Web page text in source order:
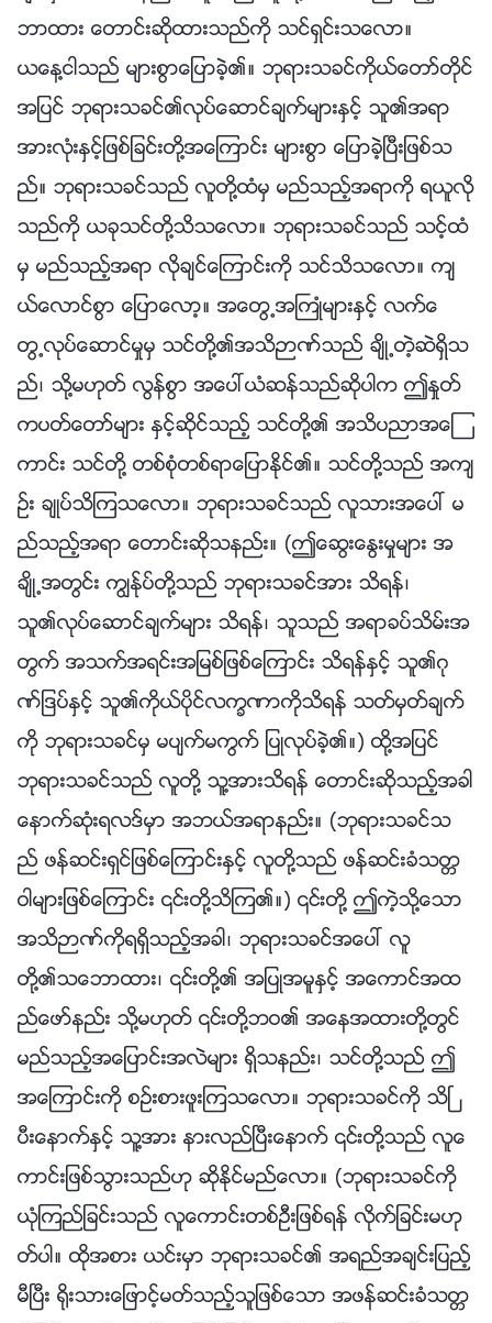
ဘာထား ေတာင္းဆိုထားသည္ကို သင္ရွင္းသေလာ။
ယေန႔ငါသည္ မ်ားစြာေျပာခဲ့၏။ ဘုရားသခင္ကိုယ္ေတာ္တိုင္
အျပင္ ဘုရားသခင္၏လုပ္ေဆာင္ခ်က္မ်ားႏွင့္ သူ၏အရာ
အားလုံးႏွင့္ျဖစ္ျခင္းတို႔အေၾကာင္း မ်ားစြာ ေျပာခဲ့ၿပီးျဖစ္သ
ည္။ ဘုရားသခင္သည္ လူတို႔ထံမွ မည္သည့္အရာကို ရယူလို
သည္ကို ယခုသင္တို႔သိသေလာ။ ဘုရားသခင္သည္ သင့္ထံ
မွ မည္သည့္အရာ လိုခ်င္ေၾကာင္းကို သင္သိသေလာ။ က်
ယ္ေလာင္စြာ ေျပာေလာ့။ အေတြ႕အႀကဳံမ်ားႏွင့္ လက္ေ
တြ႕လုပ္ေဆာင္မႈမွ သင္တို႔၏အသိဉာဏ္သည္ ခ်ိဳ႕တဲ့ဆဲရွိသ
ည္၊ သို႔မဟုတ္ လြန္စြာ အေပၚယံဆန္သည္ဆိုပါက ဤႏႈတ္
ကပတ္ေတာ္မ်ား ႏွင့္ဆိုင္သည့္ သင္တို႔၏ အသိပညာအေၾ
ကာင္း သင္တို႔ တစ္စုံတစ္ရာေျပာႏိုင္၏။ သင္တို႔သည္ အက်
ဥ္း ခ်ဳပ္သိၾကသေလာ။ ဘုရားသခင္သည္ လူသားအေပၚ မ
ည္သည့္အရာ ေတာင္းဆိုသနည္း။ (ဤေဆြးေႏြးမႈမ်ား အ
ခ်ိဳ႕အတြင္း ကြၽန္ုပ္တို႔သည္ ဘုရားသခင္အား သိရန္၊
သူ၏လုပ္ေဆာင္ခ်က္မ်ား သိရန္၊ သူသည္ အရာခပ္သိမ္းအ
တြက္ အသက္အရင္းအျမစ္ျဖစ္ေၾကာင္း သိရန္ႏွင့္ သူ၏ဂု
ဏ္ျဒပ္ႏွင့္ သူ၏ကိုယ္ပိုင္လကၡဏာကိုသိရန္ သတ္မွတ္ခ်က္
ကို ဘုရားသခင္မွ မပ်က္မကြက္ ျပဳလုပ္ခဲ့၏။) ထို႔အျပင္
ဘုရားသခင္သည္ လူတို႔ သူ႔အားသိရန္ ေတာင္းဆိုသည့္အခါ
ေနာက္ဆုံးရလဒ္မွာ အဘယ္အရာနည္း။ (ဘုရားသခင္သ
ည္ ဖန္ဆင္းရွင္ျဖစ္ေၾကာင္းႏွင့္ လူတို႔သည္ ဖန္ဆင္းခံသတၱ
ဝါမ်ားျဖစ္ေၾကာင္း ၎တို႔သိၾက၏။) ၎တို႔ ဤကဲ့သို႔ေသာ
အသိဉာဏ္ကိုရရွိသည့္အခါ၊ ဘုရားသခင္အေပၚ လူ
တို႔၏သေဘာထား၊ ၎တို႔၏ အျပဳအမူႏွင့္ အေကာင္အထ
ည္ေဖာ္နည္း သို႔မဟုတ္ ၎တို႔ဘဝ၏ အေနအထားတို႔တြင္
မည္သည့္အေျပာင္းအလဲမ်ား ရွိသနည္း၊ သင္တို႔သည္ ဤ
အေၾကာင္းကို စဥ္းစားဖူးၾကသေလာ။ ဘုရားသခင္ကို သိၿ
ပီးေနာက္ႏွင့္ သူ႔အား နားလည္ၿပီးေနာက္ ၎တို႔သည္ လူေ
ကာင္းျဖစ္သြားသည္ဟု ဆိုႏိုင္မည္ေလာ။ (ဘုရားသခင္ကို
ယုံၾကည္ျခင္းသည္ လူေကာင္းတစ္ဦးျဖစ္ရန္ လိုက္ျခင္းမဟု
တ္ပါ။ ထိုအစား ယင္းမွာ ဘုရားသခင္၏ အရည္အခ်င္းျပည့္
မီၿပီး ႐ိုးသားေျဖာင့္မတ္သည့္သူျဖစ္ေသာ အဖန္ဆင္းခံသတၱ